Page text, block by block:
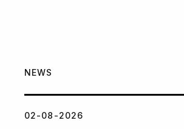
NEWS
02-08-2026